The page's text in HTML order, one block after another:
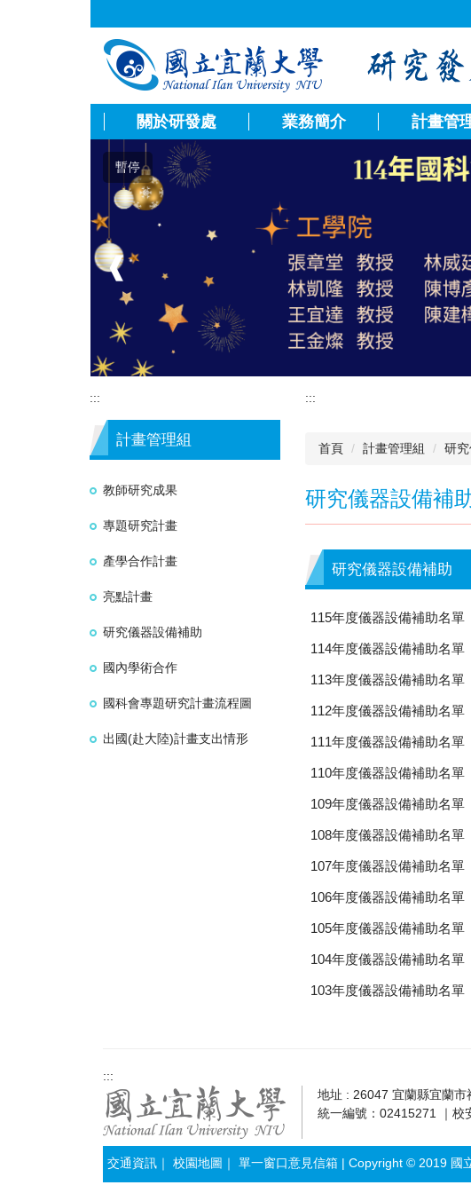
關於研發處 業務簡介 計畫管
暫停
❰
:::
計畫管理組
教師研究成果
專題研究計畫
產學合作計畫
亮點計畫
研究儀器設備補助
國內學術合作
國科會專題研究計畫流程圖
出國(赴大陸)計畫支出情形
:::
首頁 計畫管理組 研
研究儀器設備補
研究儀器設備補助
115年度儀器設備補助名單
114年度儀器設備補助名單
113年度儀器設備補助名單
112年度儀器設備補助名單
111年度儀器設備補助名單
110年度儀器設備補助名單
109年度儀器設備補助名單
108年度儀器設備補助名單
107年度儀器設備補助名單
106年度儀器設備補助名單
105年度儀器設備補助名單
104年度儀器設備補助名單
103年度儀器設備補助名單
:::
地址 : 26047 宜蘭縣宜蘭
統一編號：02415271 ｜校
交通資訊 ｜ 校園地圖 ｜ 單一窗口意見信箱 | Copyright © 2019 國